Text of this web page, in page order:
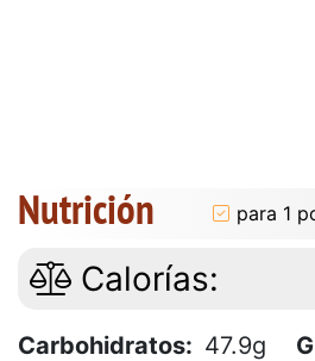
Nutrición para 1
Calorías:
Carbohidratos: 47.9g